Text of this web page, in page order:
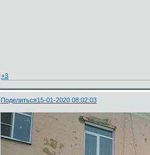
+3
Поделиться15-01-2020 08:02:03